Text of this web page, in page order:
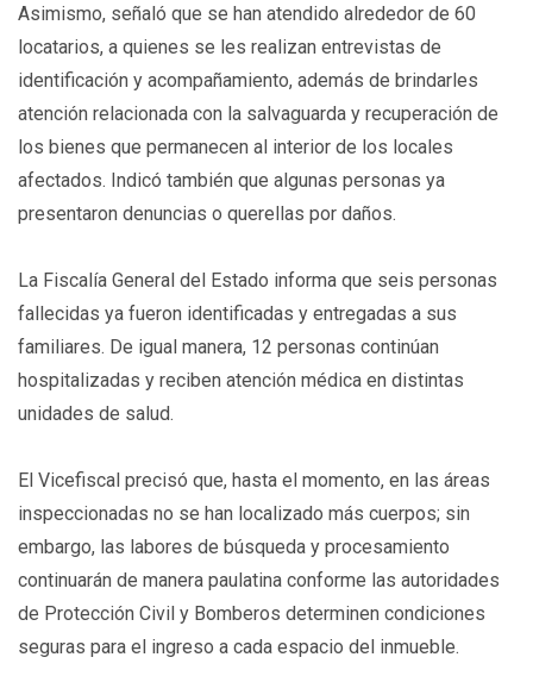
Asimismo, señaló que se han atendido alrededor de 60
locatarios, a quienes se les realizan entrevistas de
identificación y acompañamiento, además de brindarles
atención relacionada con la salvaguarda y recuperación de
los bienes que permanecen al interior de los locales
afectados. Indicó también que algunas personas ya
presentaron denuncias o querellas por daños.
La Fiscalía General del Estado informa que seis personas
fallecidas ya fueron identificadas y entregadas a sus
familiares. De igual manera, 12 personas continúan
hospitalizadas y reciben atención médica en distintas
unidades de salud.
El Vicefiscal precisó que, hasta el momento, en las áreas
inspeccionadas no se han localizado más cuerpos; sin
embargo, las labores de búsqueda y procesamiento
continuarán de manera paulatina conforme las autoridades
de Protección Civil y Bomberos determinen condiciones
seguras para el ingreso a cada espacio del inmueble.